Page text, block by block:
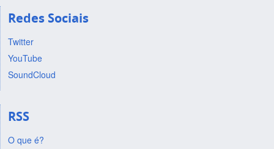
Redes Sociais
Twitter
YouTube
SoundCloud
RSS
O que é?